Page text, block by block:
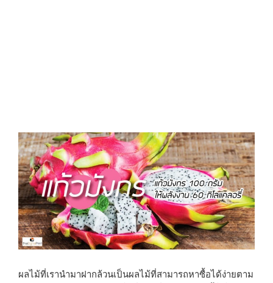
ผลไม้ที่เรานำมาฝากล้วนเป็นผลไม้ที่สามารถหาซื้อได้ง่ายตาม